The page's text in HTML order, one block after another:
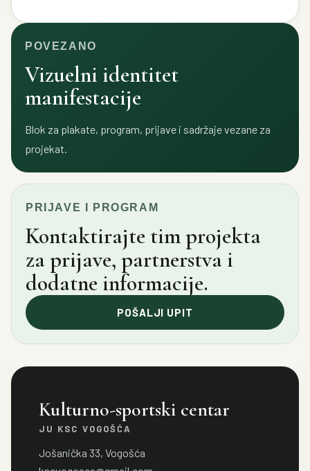
POVEZANO
Vizuelni identitet
manifestacije
Blok za plakate, program, prijave i sadržaje vezane za
projekat.
PRIJAVE I PROGRAM
Kontaktirajte tim projekta
za prijave, partnerstva i
dodatne informacije.
POŠALJI UPIT
Kulturno-sportski centar
JU KSC VOGOŠĆA
Jošanička 33, Vogošća